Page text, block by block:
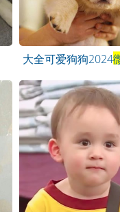
大全可爱狗狗2024